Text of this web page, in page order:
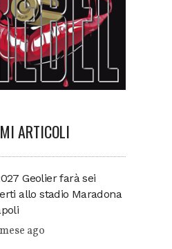
ARTICOLI
Geolier farà sei
allo stadio Maradona
ago